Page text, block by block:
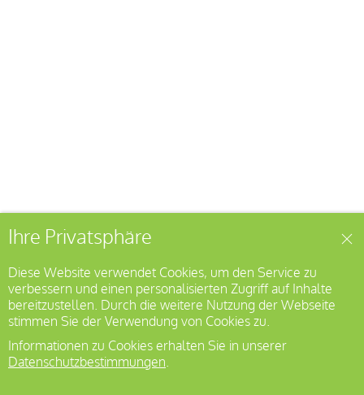
Ihre Privatsphäre
Diese Website verwendet Cookies, um den Service zu
verbessern und einen personalisierten Zugriff auf Inhalte
bereitzustellen. Durch die weitere Nutzung der Webseite
stimmen Sie der Verwendung von Cookies zu.
Informationen zu Cookies erhalten Sie in unserer
Datenschutzbestimmungen.